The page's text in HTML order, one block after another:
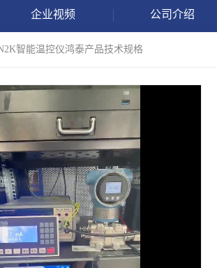
企业视频 公司介绍
智能温控仪鸿泰产品技术规格